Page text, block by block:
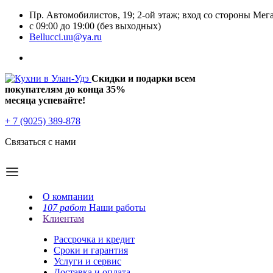
Пр. Автомобилистов, 19; 2-ой этаж; вход со стороны
с 09:00 до 19:00 (без выходных)
Bellucci.uu@ya.ru
Скидки и подарки всем
покупателям до конца 35%
месяца успевайте!
+ 7 (9025) 389-878
Связаться с нами
О компании
107 работ Наши работы
Клиентам
Рассрочка и кредит
Сроки и гарантия
Услуги и сервис